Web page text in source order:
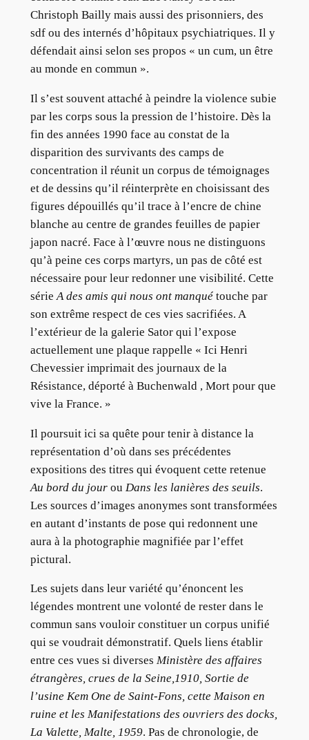
Christoph Bailly mais aussi des prisonniers, des
sdf ou des internés d’hôpitaux psychiatriques. Il y
défendait ainsi selon ses propos « un cum, un être
au monde en commun ».
Il s’est souvent attaché à peindre la violence subie
par les corps sous la pression de l’histoire. Dès la
fin des années 1990 face au constat de la
disparition des survivants des camps de
concentration il réunit un corpus de témoignages
et de dessins qu’il réinterprète en choisissant des
figures dépouillés qu’il trace à l’encre de chine
blanche au centre de grandes feuilles de papier
japon nacré. Face à l’œuvre nous ne distinguons
qu’à peine ces corps martyrs, un pas de côté est
nécessaire pour leur redonner une visibilité. Cette
série A des amis qui nous ont manquétouche par
son extrême respect de ces vies sacrifiées. A
l’extérieur de la galerie Sator qui l’expose
actuellement une plaque rappelle « Ici Henri
Chevessier imprimait des journaux de la
Résistance, déporté à Buchenwald , Mort pour que
vive la France. »
Il poursuit ici sa quête pour tenir à distance la
représentation d’où dans ses précédentes
expositions des titres qui évoquent cette retenue
Au bord du jour ou Dans les lanières des seuils.
Les sources d’images anonymes sont transformées
en autant d’instants de pose qui redonnent une
aura à la photographie magnifiée par l’effet
pictural.
Les sujets dans leur variété qu’énoncent les
légendes montrent une volonté de rester dans le
commun sans vouloir constituer un corpus unifié
qui se voudrait démonstratif. Quels liens établir
entre ces vues si diverses Ministère des affaires
étrangères, crues de la Seine,1910, Sortie de
l’usine Kem One de Saint-Fons, cette Maison en
ruine etles Manifestations des ouvriers des docks,
La Valette, Malte, 1959. Pas de chronologie, de